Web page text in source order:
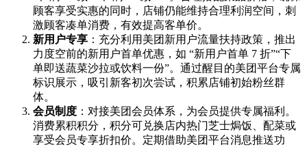
顾客享受实惠的同时，店铺仍能维持合理利润空间，刺
激顾客凑单消费，有效提高客单价。
新用户专享 ：充分利用美团新用户流量扶持政策，推出
力度空前的新用户首单优惠，如 “新用户首单 7 折”“下
单即送蔬菜沙拉或饮料一份”。通过醒目的美团平台专属
标识展示，吸引新客初次尝试，积累店铺初始粉丝群
体。
会员制度 ：对接美团会员体系，为会员提供专属福利。
消费累积积分，积分可兑换店内热门芝士焗饭、配菜或
享受会员专享折扣价。定期借助美团平台消息推送功